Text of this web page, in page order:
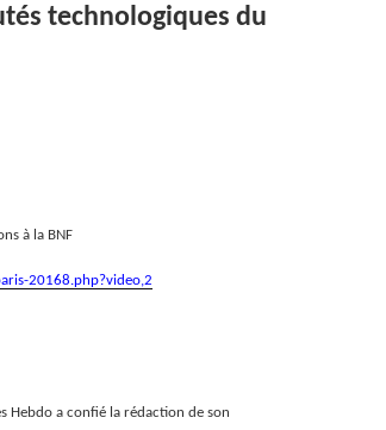
technologiques du
à la BNF
20168.php?video,2
Hebdo a confié la rédaction de son